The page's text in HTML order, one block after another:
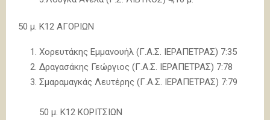
50 μ. Κ12 ΑΓΟΡΙΩΝ
Χορευτάκης Εμμανουήλ (Γ.Α.Σ. ΙΕΡΑΠΕΤΡΑΣ) 7:35
Δραγασάκης Γεώργιος (Γ.Α.Σ. ΙΕΡΑΠΕΤΡΑΣ) 7:78
Σμαραμαγκάς Λευτέρης (Γ.Α.Σ. ΙΕΡΑΠΕΤΡΑΣ) 7:79
50 μ. Κ12 ΚΟΡΙΤΣΙΩΝ